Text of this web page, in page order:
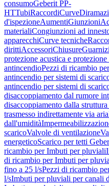
consumoGeberit PP-
HTTubiRaccordiCurve
d'ispezioneAumentiGiunzioni
materialiCongiunzioni ad
apparecchiCurve tecniche
dirittiAccessoriChiusure
protezione acustica e
antincendioPezzi di ricambio
antincendio per sistemi di
antincendio per sistemi di
disaccoppiamento dal rumore
disaccoppiamento dalla
trasmesso indirettamente via aria
dall'umidità
scaricoValvole di ventilazione
energeticoScarico per tetti
ricambio per Imbuti per pluviali
di ricambio per Imbuti per
fino a 25 l/sPezzi di ricambio
l/sImbuti per pluviali per canali